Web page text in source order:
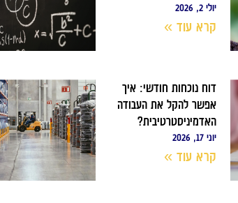
יולי 2, 2026
קרא עוד »
דוח נוכחות חודשי: איך
אפשר להקל את העבודה
האדמיניסטרטיבית?
יוני 17, 2026
קרא עוד »